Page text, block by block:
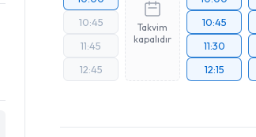
10:45
11:45
12:45
Takvim
kapalıdır
10:45
11:30
12:15